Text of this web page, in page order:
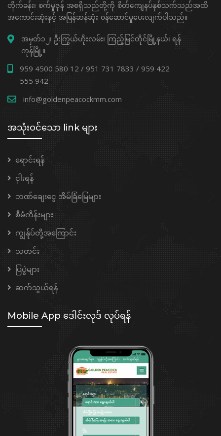
တိုက်ခန်း၊ စက်မှုဇုန် အစရှိသည်တို့ကို စိတ်ကျေနပ်နှစ်သက်သည်အထိ
အကောင်းဆုံးနှင့် အမြန်ဆန်ဆုံး ၀န်ဆောင်မှုပေးလျက်ပါသည်။
အမှတ်၁၂၊ ဦးကြွယ်ဟိုးလမ်း၊ ကြည့်မြင်တိုင်မြို့နယ်၊ ရန်
ကုန်မြို့။
959 4500 580 12 / 951 731 7833 / 959 422
555 942
info@goldenpeacockmm.com
အသုံးဝင်သော link များ
ရောင်းရန်
ငှါးရန်
ဘဏ်ချေးငွေ အိမ်ခြံမြေများ
စီမံကိန်းများ
ကျွန်ုပ်တို့အကြောင်း
သတင်း
ပြပွဲများ
ဆက်သွယ်ရန်
Mobile App ဒေါင်းလုဒ် လုပ်ရန်